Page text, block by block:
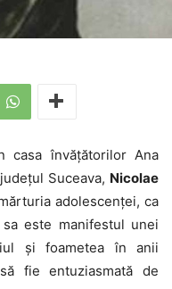
casa învățătorilor Ana
Suceava, Nicolae
adolescenței, ca
este manifestul unei
și foametea în anii
fie entuziasmată de